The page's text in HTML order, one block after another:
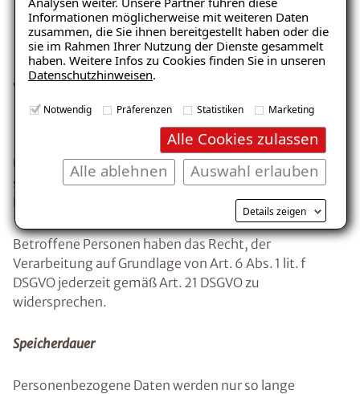
Informationen möglicherweise mit weiteren Daten
zusammen, die Sie ihnen bereitgestellt haben oder die
sie im Rahmen Ihrer Nutzung der Dienste gesammelt
haben. Weitere Infos zu Cookies finden Sie in unseren
Datenschutzhinweisen.
Notwendig Präferenzen Statistiken Marketing
Alle Cookies zulassen
Auswahl erlauben
Alle ablehnen
Details zeigen
Entscheidungsstil, projektbezogene Präferenzen
sowie vertriebsrelevante Zusatzinformationen),
jeweils mit unmittelbarem geschäftlichem Bezug,
technische Nutzungs‑ und Protokolldaten bei der
Nutzung unserer IT‑ und Kommunikationssysteme
Unser berechtigtes Interesse liegt in der
sachgerechten Organisation, Verwaltung und
Dokumentation von Geschäftsbeziehungen.
Betroffene Personen haben das Recht, der
Verarbeitung auf Grundlage von Art. 6 Abs. 1 lit. f
DSGVO jederzeit gemäß Art. 21 DSGVO zu
widersprechen.
Speicherdauer
Personenbezogene Daten werden nur so lange